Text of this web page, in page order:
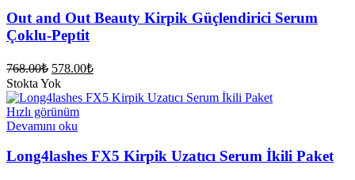
Out and Out Beauty Kirpik Güçlendirici Serum
Çoklu-Peptit
768.00₺ Orijinal
fiyat:
768.00₺.
578.00₺Şu
fiyat:
Stokta Yok
Hızlı görünüm
Devamını oku
Long4lashes FX5 Kirpik Uzatıcı Serum İkili Paket